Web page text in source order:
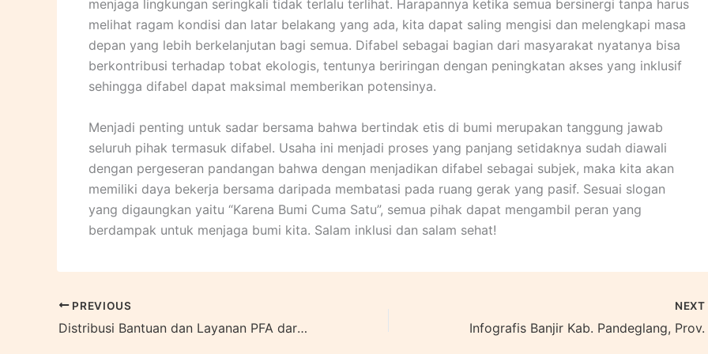
menjaga lingkungan seringkali tidak terlalu terlihat. Harapannya ketika semua bersinergi tanpa harus
melihat ragam kondisi dan latar belakang yang ada, kita dapat saling mengisi dan melengkapi masa
depan yang lebih berkelanjutan bagi semua. Difabel sebagai bagian dari masyarakat nyatanya bisa
berkontribusi terhadap tobat ekologis, tentunya beriringan dengan peningkatan akses yang inklusif
sehingga difabel dapat maksimal memberikan potensinya.
Menjadi penting untuk sadar bersama bahwa bertindak etis di bumi merupakan tanggung jawab
seluruh pihak termasuk difabel. Usaha ini menjadi proses yang panjang setidaknya sudah diawali
dengan pergeseran pandangan bahwa dengan menjadikan difabel sebagai subjek, maka kita akan
memiliki daya bekerja bersama daripada membatasi pada ruang gerak yang pasif. Sesuai slogan
yang digaungkan yaitu “Karena Bumi Cuma Satu”, semua pihak dapat mengambil peran yang
berdampak untuk menjaga bumi kita. Salam inklusi dan salam sehat!
PREVIOUS
Distribusi Bantuan dan Layanan PFA dari DMC Dompet Dhuafa untuk Penyintas Banjir Pandeglang
NEXT